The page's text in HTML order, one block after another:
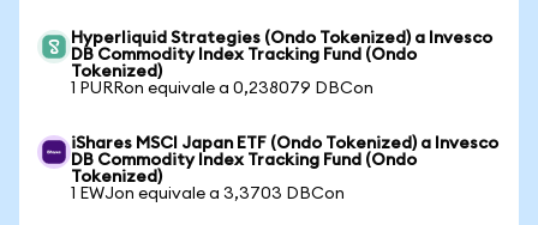
Hyperliquid Strategies (Ondo Tokenized) a Invesco
DB Commodity Index Tracking Fund (Ondo
Tokenized)
1 PURRon equivale a 0,238079 DBCon
iShares MSCI Japan ETF (Ondo Tokenized) a Invesco
DB Commodity Index Tracking Fund (Ondo
Tokenized)
1 EWJon equivale a 3,3703 DBCon